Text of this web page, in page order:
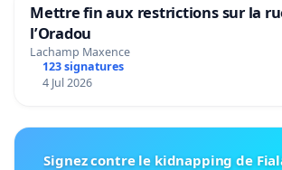
Mettre fin aux restrictions sur la
l’Oradou
Lachamp Maxence
123 signatures
4 Jul 2026
Signez contre le kidnapping de